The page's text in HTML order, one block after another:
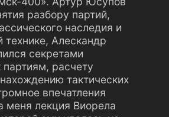
разбору партий,
наследия и
технике, Алескандр
секретами
партиям, расчету
тактических
впечатления
меня лекция Виорела